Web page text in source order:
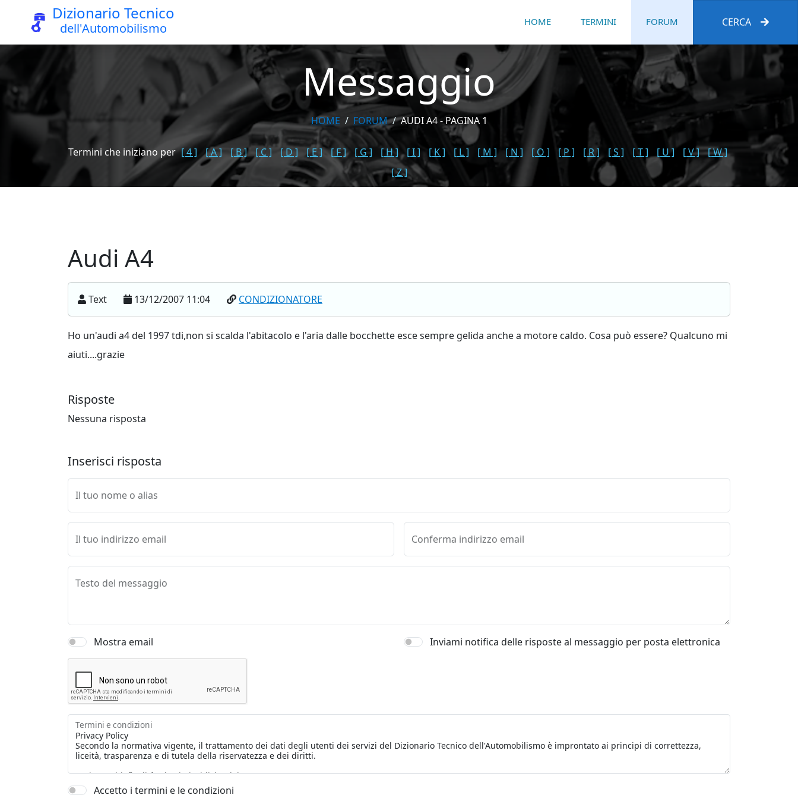
Dizionario Tecnico
dell'Automobilismo HOME TERMINI FORUM CERCA
Messaggio
HOME FORUM AUDI A4 - PAGINA 1
Termini che iniziano per [ 4 ] [ A ] [ B ] [ C ] [ D ] [ E ] [ F ] [ G ] [ H ] [ I ] [ K ] [ L ] [ M ] [ N ] [ O ] [ P ] [ R ] [ S ] [ T ] [ U ] [ V ]
[ W ]
[ Z ]
Audi A4
Text 13/12/2007 11:04 CONDIZIONATORE
Ho un'audi a4 del 1997 tdi,non si scalda l'abitacolo e l'aria dalle bocchette esce sempre gelida anche a motore caldo. Cosa può essere? Qualcuno mi
aiuti....grazie
Risposte
Nessuna risposta
Inserisci risposta
Il tuo nome o alias
Il tuo indirizzo email Conferma indirizzo email
Testo del messaggio
Mostra email Inviami notifica delle risposte al messaggio per posta elettronica
Termini e condizioni
Accetto i termini e le condizioni